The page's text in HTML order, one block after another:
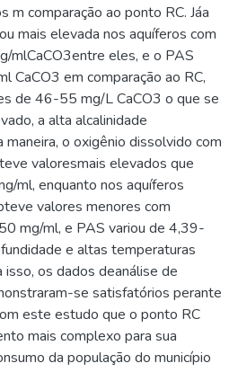
m comparação ao ponto RC. Jáa
mais elevada nos aquíferos com
eles, e o PAS
CaCO3 em comparação ao RC,
de 46-55 mg/L CaCO3 o que se
a alta alcalinidade
o oxigênio dissolvido com
valoresmais elevados que
ml, enquanto nos aquíferos
valores menores com
mg/ml, e PAS variou de 4,39-
e altas temperaturas
os dados deanálise de
se satisfatórios perante
este estudo que o ponto RC
mais complexo para sua
da população do município